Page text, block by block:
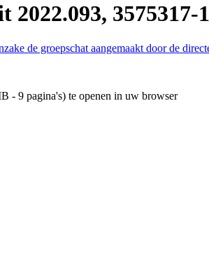
2022.093,
de groepschat aangemaakt door de
- 9 pagina's) te openen in uw browser